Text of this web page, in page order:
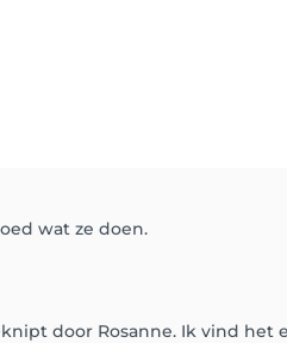
wat ze doen.
door Rosanne. Ik vind het